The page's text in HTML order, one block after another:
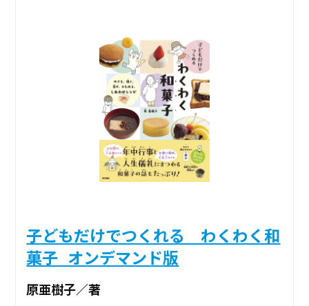
子どもだけでつくれる わくわく和
菓子_オンデマンド版
原亜樹子／著